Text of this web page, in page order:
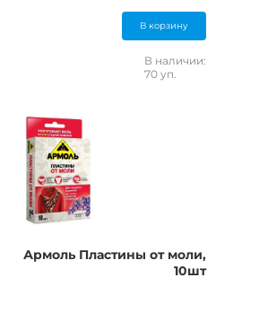
В корзину
В наличии:
70 уп.
Армоль Пластины от моли,
10шт